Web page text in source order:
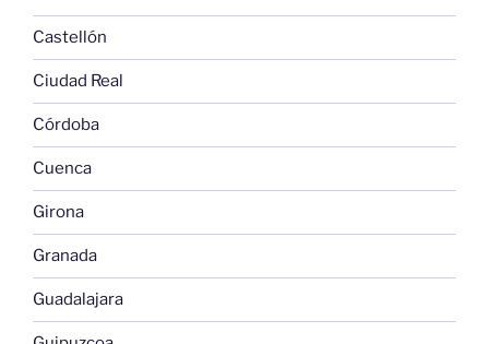
Castellón
Ciudad Real
Córdoba
Cuenca
Girona
Granada
Guadalajara